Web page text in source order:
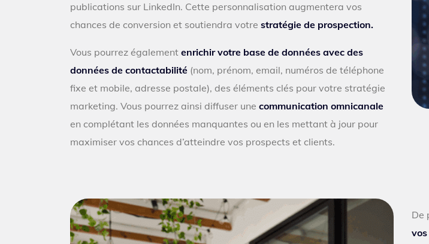
publications sur LinkedIn. Cette personnalisation augmentera vos
chances de conversion et soutiendra votre stratégie de prospection.
Vous pourrez également enrichir votre base de données avec des
données de contactabilité (nom, prénom, email, numéros de téléphone
fixe et mobile, adresse postale), des éléments clés pour votre stratégie
marketing. Vous pourrez ainsi diffuser une communication omnicanale
en complétant les données manquantes ou en les mettant à jour pour
maximiser vos chances d’atteindre vos prospects et clients.
De